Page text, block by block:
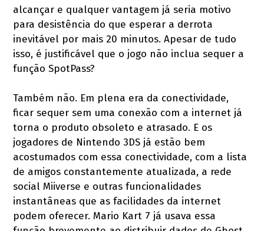
alcançar e qualquer vantagem já seria motivo
para desistência do que esperar a derrota
inevitável por mais 20 minutos. Apesar de tudo
isso, é justificável que o jogo não inclua sequer a
função SpotPass?
Também não. Em plena era da conectividade,
ficar sequer sem uma conexão com a internet já
torna o produto obsoleto e atrasado. E os
jogadores de Nintendo 3DS já estão bem
acostumados com essa conectividade, com a lista
de amigos constantemente atualizada, a rede
social Miiverse e outras funcionalidades
instantâneas que as facilidades da internet
podem oferecer. Mario Kart 7 já usava essa